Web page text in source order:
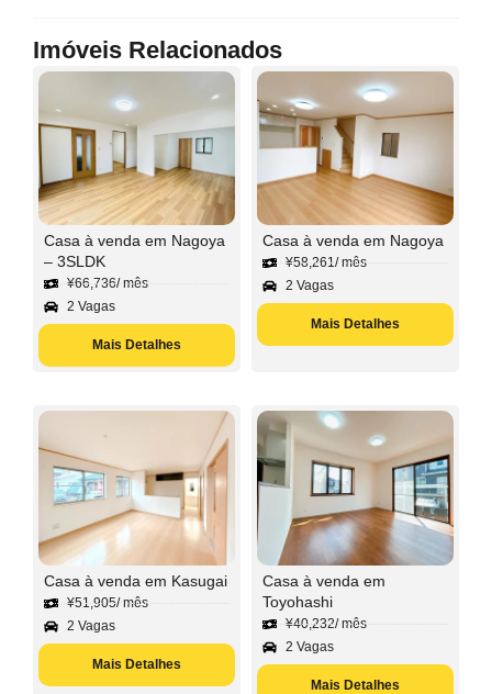
Imóveis Relacionados
Casa à venda em Nagoya
– 3SLDK
¥66,736/ mês
2 Vagas
Mais Detalhes
Casa à venda em Nagoya
¥58,261/ mês
2 Vagas
Mais Detalhes
Casa à venda em Kasugai
¥51,905/ mês
2 Vagas
Mais Detalhes
Casa à venda em
Toyohashi
¥40,232/ mês
2 Vagas
Mais Detalhes